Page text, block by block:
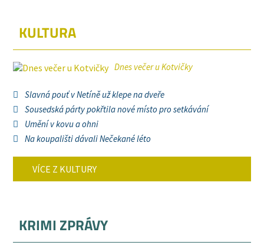
KULTURA
Dnes večer u Kotvičky
Slavná pouť v Netíně už klepe na dveře
Sousedská párty pokřtila nové místo pro setkávání
Umění v kovu a ohni
Na koupališti dávali Nečekané léto
VÍCE Z KULTURY
KRIMI ZPRÁVY